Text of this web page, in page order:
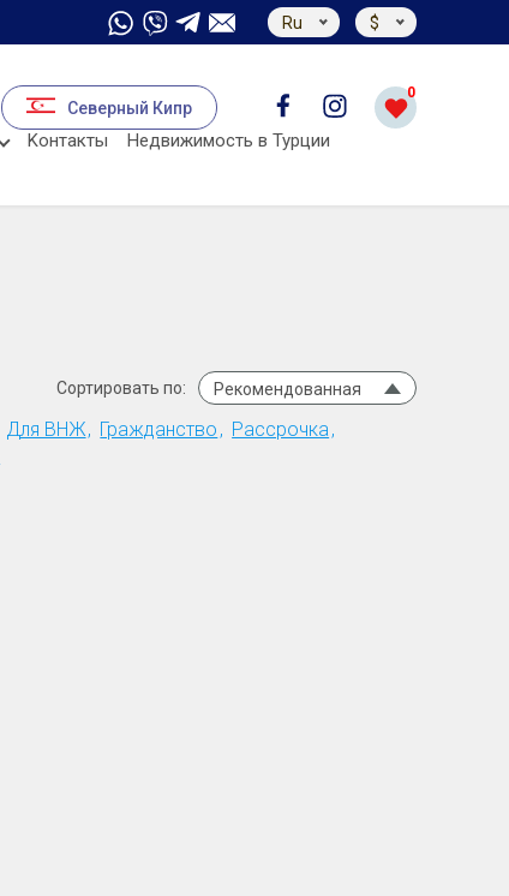
Ru $
Северный Кипр
0
Kонтакты Недвижимость в Турции
Сортировать по: Рекомендованная
Для ВНЖ Гражданство
Рассрочка